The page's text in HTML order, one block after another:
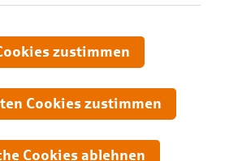
können. Aus diesem Grund nutzen wir
Werkzeug erfasst die Seitenaufrufe zu
zustimmen
Cookies zustimmen
Cookies ablehnen